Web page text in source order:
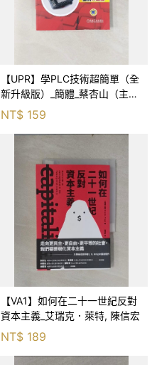
【UPR】學PLC技術超簡單（全
新升級版）_簡體_蔡杏山（主
編）
NT$ 159
【VA1】如何在二十一世紀反對
資本主義_艾瑞克．萊特, 陳信宏
NT$ 189